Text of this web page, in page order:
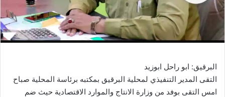
البرقيق: ابو راحل ابوزيد
التقى المدير التنفيذي لمحلية البرقيق بمكتبه برئاسة المحلية صباح
امس التقى بوفد من وزارة الانتاج والموارد الاقتصادية حيث ضم